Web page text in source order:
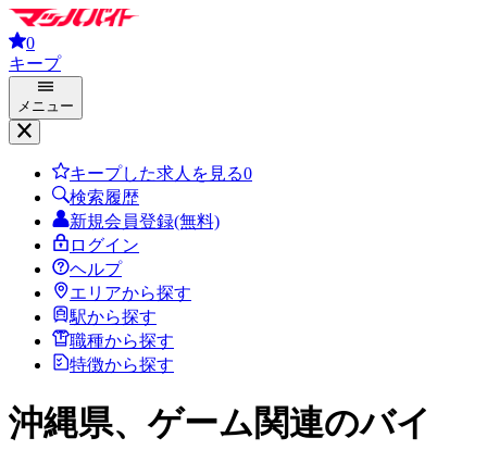
0
キープ
メニュー
キープした求人を見る0
検索履歴
新規会員登録(無料)
ログイン
ヘルプ
エリアから探す
駅から探す
職種から探す
特徴から探す
沖縄県、ゲーム関連のバイ